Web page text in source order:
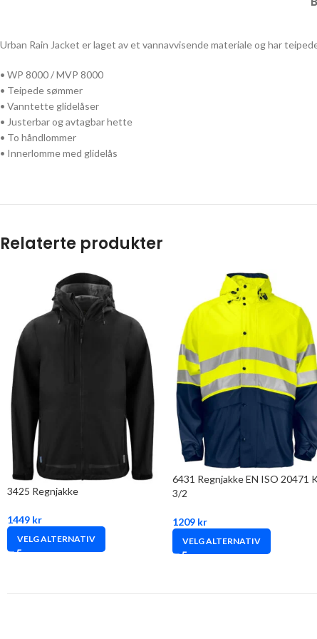
Urban Rain Jacket er laget av et vannavvisende materiale og har
• WP 8000 / MVP 8000
• Teipede sømmer
• Vanntette glidelåser
• Justerbar og avtagbar hette
• To håndlommer
• Innerlomme med glidelås
Relaterte produkter
3425 Regnjakke
1449 kr
VELG ALTERNATIV
6431 Regnjakke EN ISO 20471
3/2
1209 kr
VELG ALTERNATIV